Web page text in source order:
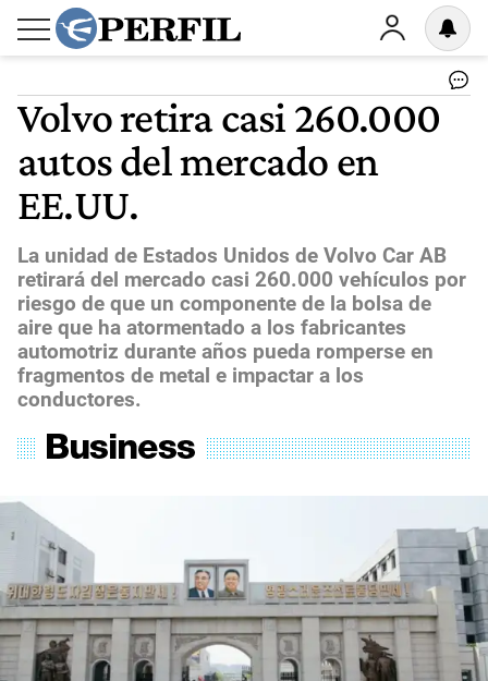
Volvo retira casi 260.000
autos del mercado en
EE.UU.
La unidad de Estados Unidos de Volvo Car AB
retirará del mercado casi 260.000 vehículos por
riesgo de que un componente de la bolsa de
aire que ha atormentado a los fabricantes
automotriz durante años pueda romperse en
fragmentos de metal e impactar a los
conductores.